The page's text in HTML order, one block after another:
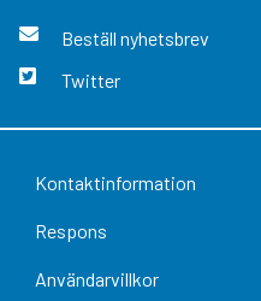
Beställ nyhetsbrev
Twitter
Kontaktinformation
Respons
Användarvillkor